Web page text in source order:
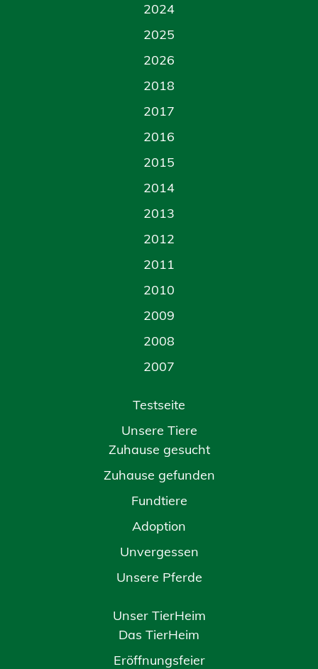
2024
2025
2026
2018
2017
2016
2015
2014
2013
2012
2011
2010
2009
2008
2007
Testseite
Unsere Tiere
Zuhause gesucht
Zuhause gefunden
Fundtiere
Adoption
Unvergessen
Unsere Pferde
Unser TierHeim
Das TierHeim
Eröffnungsfeier